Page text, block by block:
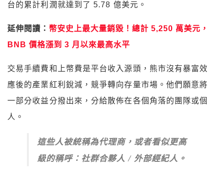
台的累計利潤就達到了 5.78 億美元。
延伸閱讀： 幣安史上最大量銷毀！總計 5,250 萬美元，
BNB 價格漲到 3 月以來最高水平
交易手續費和上幣費是平台收入源頭，熊市沒有暴富效
應後的產業紅利銳減，競爭轉向存量市場。他們願意將
一部分收益分撥出來，分給散佈在各個角落的團隊或個
人。
這些人被統稱為代理商，或者看似更高
級的稱呼：社群合夥人 / 外部經紀人。